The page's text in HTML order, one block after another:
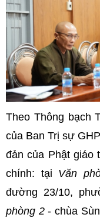
Theo Thông bạch
của Ban Trị sự
đản của Phật giáo
chính: tại Văn
đường 23/10,
phòng 2- chùa